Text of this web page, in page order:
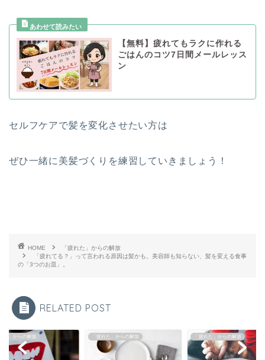
【無料】疲れてもラクに作れる
ごはんのコツ7日間メールレッス
ン
セルフケアで髪を変化させたい方は
ぜひ一緒に美髪づくりを練習していきましょう！
HOME
「疲れた」からの解放
「疲れてる？」って言われる原因は髪かも。美容師も知らない、髪を変える食事
の「3つのお皿」。
RELATED POST
た」からの解放 「疲れた」からの解放 「疲れた」からの解放